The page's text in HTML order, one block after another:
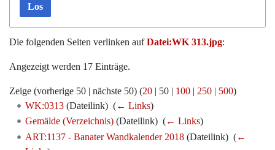
Los
Die folgenden Seiten verlinken aufDatei:WK 313.jpg:
Angezeigt werden 17 Einträge.
Zeige (vorherige 50 | nächste 50) (20 | 50 | 100 | 250 | 500)
WK:0313(Dateilink) ‎ (← Links)
Gemälde (Verzeichnis)(Dateilink) ‎ (← Links)
ART:1137 - Banater Wandkalender 2018(Dateilink) ‎ (←